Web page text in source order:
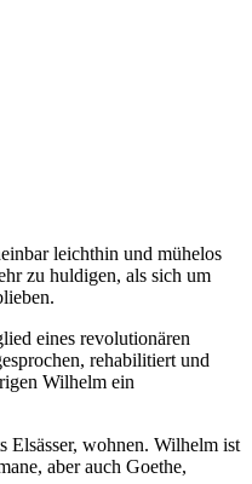
leichthin und mühelos
zu huldigen, als sich um
eines revolutionären
rehabilitiert und
Wilhelm ein
Elsässer, wohnen. Wilhelm ist
aber auch Goethe,